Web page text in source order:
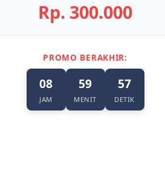
Rp. 300.000
PROMO BERAKHIR:
08
JAM
59
MENIT
56
DETIK